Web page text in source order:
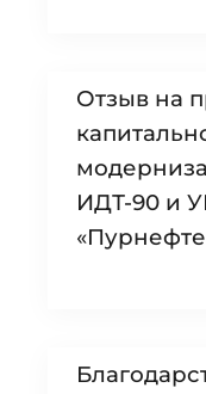
Отзыв на
ИДТ-90 и